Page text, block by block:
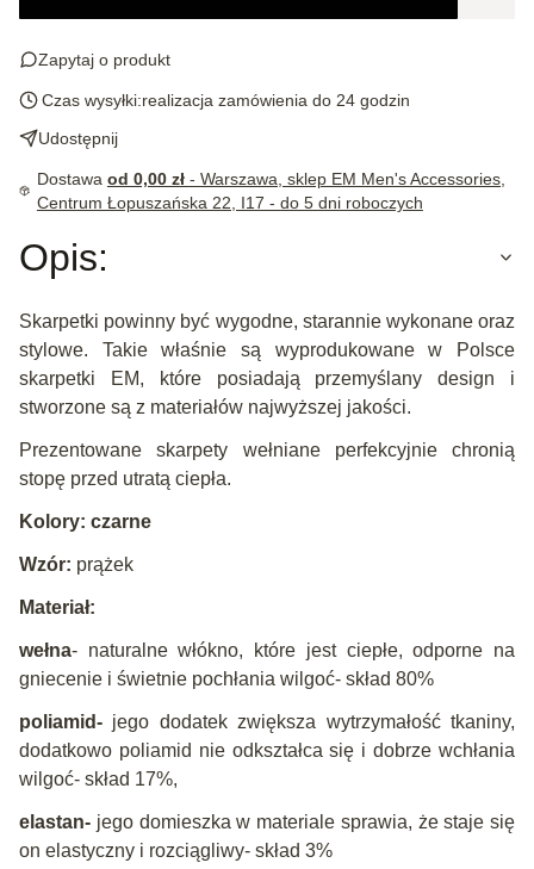
Zapytaj o produkt
Czas wysyłki:realizacja zamówienia do 24 godzin
Udostępnij
Dostawa od 0,00 zł - Warszawa, sklep EM Men's Accessories,
Centrum Łopuszańska 22, I17 - do 5 dni roboczych
Opis:
Skarpetki powinny być wygodne, starannie wykonane oraz
stylowe. Takie właśnie są wyprodukowane w Polsce
skarpetki EM, które posiadają przemyślany design i
stworzone są z materiałów najwyższej jakości.
Prezentowane skarpety wełniane perfekcyjnie chronią
stopę przed utratą ciepła.
Kolory: czarne
Wzór: prążek
Materiał:
wełna- naturalne włókno, które jest ciepłe, odporne na
gniecenie i świetnie pochłania wilgoć- skład 80%
poliamid- jego dodatek zwiększa wytrzymałość tkaniny,
dodatkowo poliamid nie odkształca się i dobrze wchłania
wilgoć- skład 17%,
elastan- jego domieszka w materiale sprawia, że staje się
on elastyczny i rozciągliwy- skład 3%